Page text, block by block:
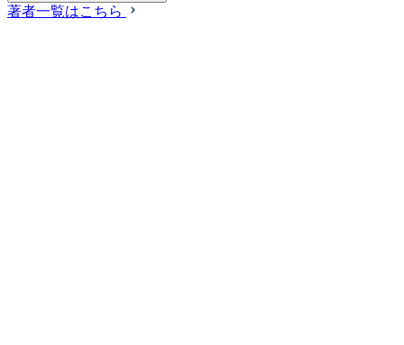
著者一覧はこちら